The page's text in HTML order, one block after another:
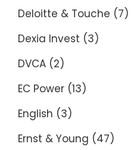
Deloitte & Touche (7)
Dexia Invest (3)
DVCA (2)
EC Power (13)
English (3)
Ernst & Young (47)